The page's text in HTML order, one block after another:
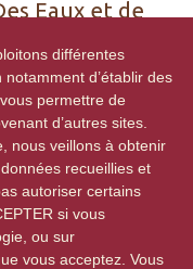
Eaux et de
l’eau potable effectuées
la qualité des
qualité de l’eau
à Vocation Unique) a
de travaux de
du bassin de la Souffel.
différentes
d’établir des
permettre de
d’autres sites.
nous veillons à obtenir
recueillies et
autoriser certains
si vous
ou sur
vous acceptez. Vous